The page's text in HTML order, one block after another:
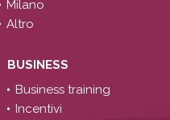
Milano
Altro
BUSINESS
Business training
Incentivi